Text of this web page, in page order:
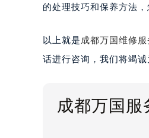
的处理技巧和保养方法
以上就是成都万国维修服
话进行咨询，我们将竭诚
成都万国服